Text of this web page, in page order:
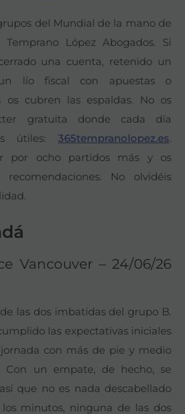
del Mundial de la mano de
López Abogados. Si
una cuenta, retenido un
lío fiscal con apuestas o
os cubren las espaldas. No os
gratuita donde cada día
útiles: 365tempranolopez.es.
por ocho partidos más y os
recomendaciones. No olvidéis
Vancouver – 24/06/26
las dos imbatidas del grupo B.
las expectativas iniciales
con más de pie y medio
Con un empate, de hecho, se
que no es nada descabellado
minutos, ninguna de las dos